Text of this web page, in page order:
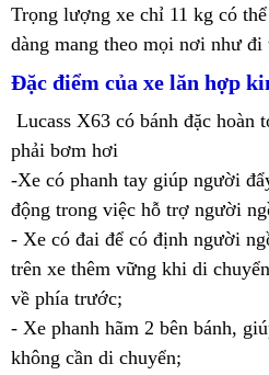
Trọng lượng xe chỉ 11 kg có
dàng mang theo mọi nơi như
Đặc điểm của xe lăn hợp
Lucass X63 có bánh đặc hoàn
phải bơm hơi
-Xe có phanh tay giúp người
động trong việc hỗ trợ người
- Xe có đai để có định người
trên xe thêm vững khi di
về phía trước;
- Xe phanh hãm 2 bên bánh,
không cần di chuyển;